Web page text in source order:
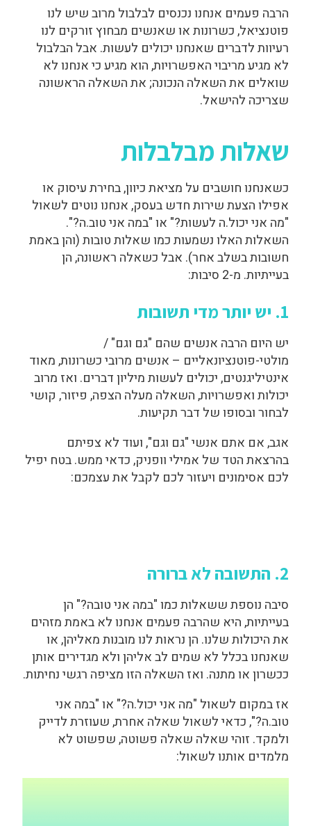
הרבה פעמים אנחנו נכנסים לבלבול מרוב שיש לנו
פוטנציאל, כשרונות או שאנשים מבחוץ זורקים לנו
רעיוות לדברים שאנחנו יכולים לעשות. אבל הבלבול
לא מגיע מריבוי האפשרויות, הוא מגיע כי אנחנו לא
שואלים את השאלה הנכונה; את השאלה הראשונה
שצריכה להישאל.
שאלות מבלבלות
כשאנחנו חושבים על מציאת כיוון, בחירת עיסוק או
אפילו הצעת שירות חדש בעסק, אנחנו נוטים לשאול
"מה אני יכול.ה לעשות?" או "במה אני טוב.ה?".
השאלות האלו נשמעות כמו שאלות טובות (והן באמת
חשובות בשלב אחר). אבל כשאלה ראשונה, הן
בעייתיות. מ-2 סיבות:
1. יש יותר מדי תשובות
יש היום הרבה אנשים שהם "גם וגם" /
מולטי-פוטנציונאליים – אנשים מרובי כשרונות, מאוד
אינטיליגנטים, יכולים לעשות מיליון דברים. ואז מרוב
יכולות ואפשרויות, השאלה מעלה הצפה, פיזור, קושי
לבחור ובסופו של דבר תקיעות.
אגב, אם אתם אנשי "גם וגם", ועוד לא צפיתם
בהרצאת הטד של אמילי וופניק, כדאי ממש. בטח יפיל
לכם אסימונים ויעזור לכם לקבל את עצמכם:
2. התשובה לא ברורה
סיבה נוספת ששאלות כמו "במה אני טובה?" הן
בעייתיות, היא שהרבה פעמים אנחנו לא באמת מזהים
את היכולות שלנו. הן נראות לנו מובנות מאליהן, או
שאנחנו בכלל לא שמים לב אליהן ולא מגדירים אותן
ככשרון או מתנה. ואז השאלה הזו מציפה רגשי נחיתות.
אז במקום לשאול "מה אני יכול.ה?" או "במה אני
טוב.ה?", כדאי לשאול שאלה אחרת, שעוזרת לדייק
ולמקד. זוהי שאלה שאלה פשוטה, שפשוט לא
מלמדים אותנו לשאול: